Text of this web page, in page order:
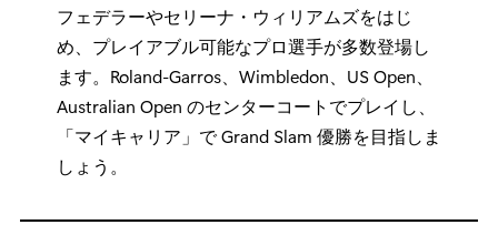
フェデラーやセリーナ・ウィリアムズをはじ
め、プレイアブル可能なプロ選手が多数登場し
ます。Roland-Garros、Wimbledon、US Open、
Australian Open のセンターコートでプレイし、
「マイキャリア」で Grand Slam 優勝を目指しま
しょう。